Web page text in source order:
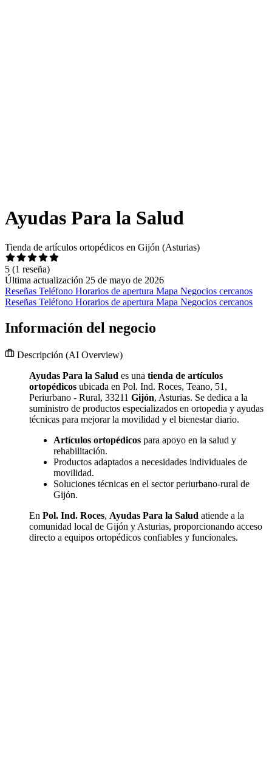
Ayudas Para la Salud
Tienda de artículos ortopédicos en Gijón (Asturias)
5 (1 reseña)
Última actualización 25 de mayo de 2026
Reseñas Teléfono Horarios de apertura Mapa Negocios cercanos
Reseñas Teléfono Horarios de apertura Mapa Negocios cercanos
Información del negocio
Descripción (AI Overview)
Ayudas Para la Salud es una tienda de artículos
ortopédicos ubicada en Pol. Ind. Roces, Teano, 51,
Periurbano - Rural, 33211 Gijón, Asturias. Se dedica a la
suministro de productos especializados en ortopedia y ayudas
técnicas para mejorar la movilidad y el bienestar diario.
Artículos ortopédicos para apoyo en la salud y
rehabilitación.
Productos adaptados a necesidades individuales de
movilidad.
Soluciones técnicas en el sector periurbano-rural de
Gijón.
En Pol. Ind. Roces, Ayudas Para la Salud atiende a la
comunidad local de Gijón y Asturias, proporcionando acceso
directo a equipos ortopédicos confiables y funcionales.